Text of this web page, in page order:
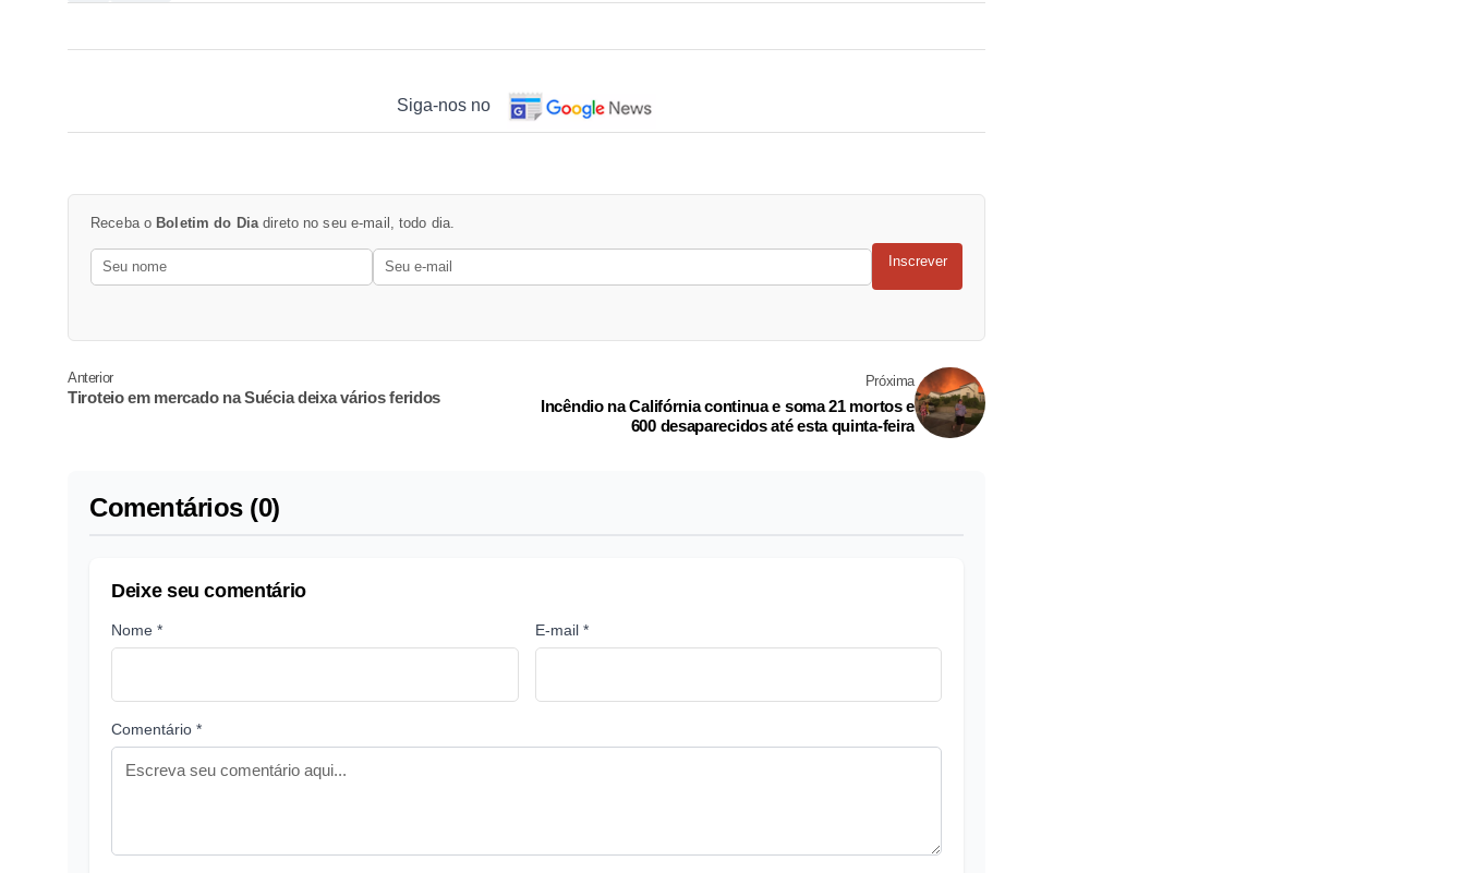
Siga-nos no
Receba o Boletim do Dia direto no seu e-mail, todo dia.
Inscrever
Anterior
Tiroteio em mercado na Suécia deixa vários feridos
Próxima
Incêndio na Califórnia continua e soma 21 mortos e
600 desaparecidos até esta quinta-feira
Comentários (0)
Deixe seu comentário
Nome * E-mail *
Comentário *